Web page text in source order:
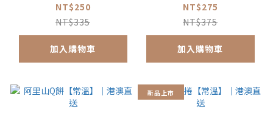
NT$250
NT$335
加入購物車
NT$275
NT$375
加入購物車
新品上市